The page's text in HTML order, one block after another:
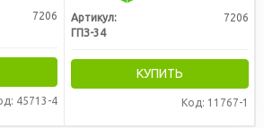
7206
45713-4
Артикул:
7206
ГПЗ-34
КУПИТЬ
Код: 11767-1